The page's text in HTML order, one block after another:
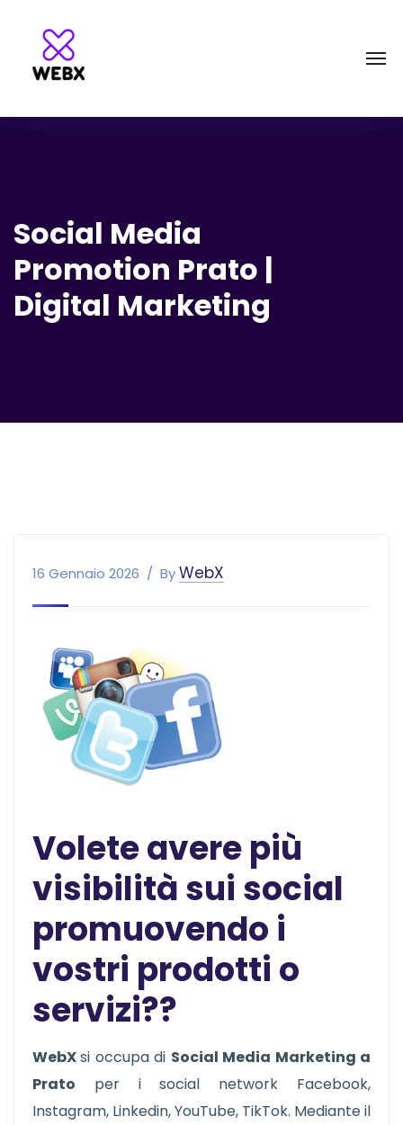
Social Media
Promotion Prato |
Digital Marketing
16 Gennaio 2026 ByWebX
Volete avere più
visibilità sui social
promuovendo i
vostri prodotti o
servizi??
WebXsi occupa di Social Media Marketing a
Prato per i social network Facebook,
Instagram, Linkedin, YouTube, TikTok. Mediante il